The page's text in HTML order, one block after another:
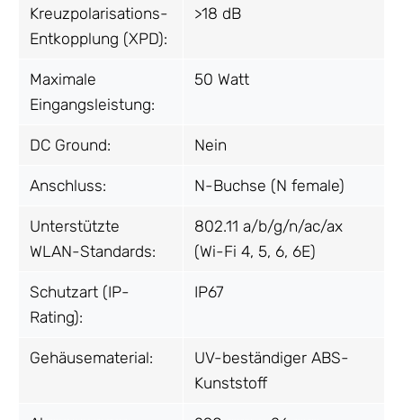
Kreuzpolarisations-
Entkopplung (XPD):
>18 dB
Maximale
Eingangsleistung:
50 Watt
DC Ground: Nein
Anschluss: N-Buchse (N female)
Unterstützte
WLAN-Standards:
802.11 a/b/g/n/ac/ax
(Wi-Fi 4, 5, 6, 6E)
Schutzart (IP-
Rating):
IP67
Gehäusematerial:
UV-beständiger ABS-
Kunststoff